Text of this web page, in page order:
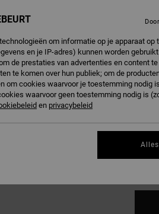
Kleur
XS
om informatie op je apparaat op
en je IP-adres) kunnen worden
de prestaties van advertenties en content
te komen over hun publiek; om de
om cookies waarvoor je toestemming nodig
waarvoor geen toestemming nodig is
en privacybeleid